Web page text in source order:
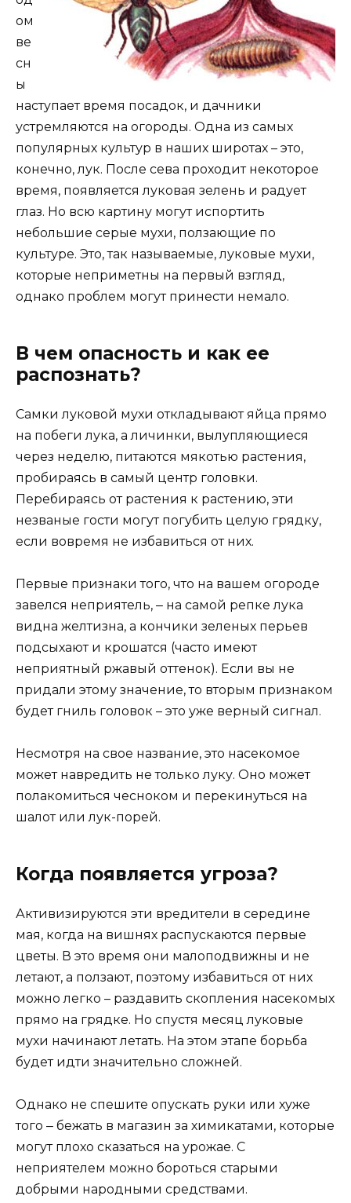
ом
ве
сн
ы
наступает время посадок, и дачники
устремляются на огороды. Одна из самых
популярных культур в наших широтах – это,
конечно, лук. После сева проходит некоторое
время, появляется луковая зелень и радует
глаз. Но всю картину могут испортить
небольшие серые мухи, ползающие по
культуре. Это, так называемые, луковые мухи,
которые неприметны на первый взгляд,
однако проблем могут принести немало.
В чем опасность и как ее
распознать?
Самки луковой мухи откладывают яйца прямо
на побеги лука, а личинки, вылупляющиеся
через неделю, питаются мякотью растения,
пробираясь в самый центр головки.
Перебираясь от растения к растению, эти
незваные гости могут погубить целую грядку,
если вовремя не избавиться от них.
Первые признаки того, что на вашем огороде
завелся неприятель, ‒ на самой репке лука
видна желтизна, а кончики зеленых перьев
подсыхают и крошатся (часто имеют
неприятный ржавый оттенок). Если вы не
придали этому значение, то вторым признаком
будет гниль головок – это уже верный сигнал.
Несмотря на свое название, это насекомое
может навредить не только луку. Оно может
полакомиться чесноком и перекинуться на
шалот или лук-порей.
Когда появляется угроза?
Активизируются эти вредители в середине
мая, когда на вишнях распускаются первые
цветы. В это время они малоподвижны и не
летают, а ползают, поэтому избавиться от них
можно легко – раздавить скопления насекомых
прямо на грядке. Но спустя месяц луковые
мухи начинают летать. На этом этапе борьба
будет идти значительно сложней.
Однако не спешите опускать руки или хуже
того ‒ бежать в магазин за химикатами, которые
могут плохо сказаться на урожае. С
неприятелем можно бороться старыми
добрыми народными средствами.